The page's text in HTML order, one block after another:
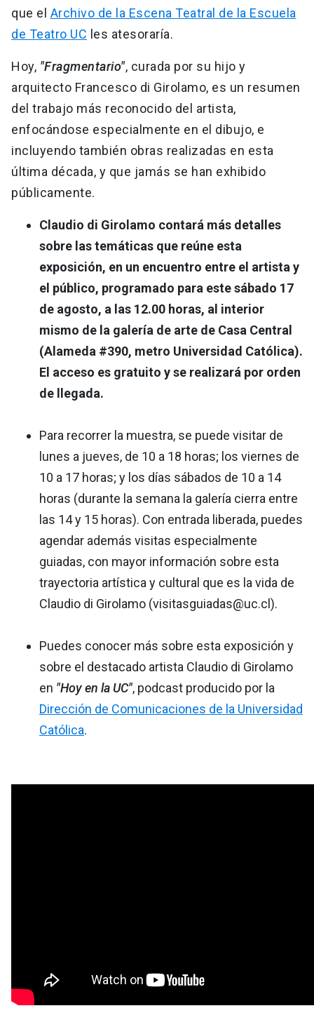
que el Archivo de la Escena Teatral de la Escuela
de Teatro UC les atesoraría.
Hoy, "Fragmentario", curada por su hijo y
arquitecto Francesco di Girolamo, es un resumen
del trabajo más reconocido del artista,
enfocándose especialmente en el dibujo, e
incluyendo también obras realizadas en esta
última década, y que jamás se han exhibido
públicamente.
Claudio di Girolamo contará más detalles
sobre las temáticas que reúne esta
exposición, en un encuentro entre el artista y
el público, programado para este sábado 17
de agosto, a las 12.00 horas, al interior
mismo de la galería de arte de Casa Central
(Alameda #390, metro Universidad Católica).
El acceso es gratuito y se realizará por orden
de llegada.
Para recorrer la muestra, se puede visitar de
lunes a jueves, de 10 a 18 horas; los viernes de
10 a 17 horas; y los días sábados de 10 a 14
horas (durante la semana la galería cierra entre
las 14 y 15 horas). Con entrada liberada, puedes
agendar además visitas especialmente
guiadas, con mayor información sobre esta
trayectoria artística y cultural que es la vida de
Claudio di Girolamo (visitasguiadas@uc.cl).
Puedes conocer más sobre esta exposición y
sobre el destacado artista Claudio di Girolamo
en "Hoy en la UC", podcast producido por la
Dirección de Comunicaciones de la Universidad
Católica.